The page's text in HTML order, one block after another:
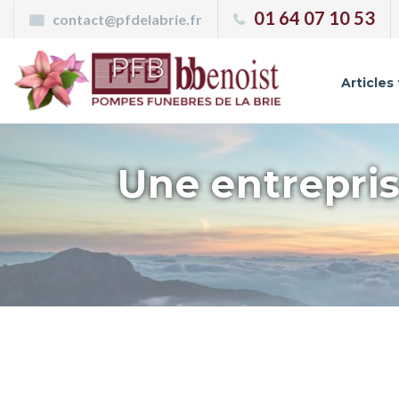
contact@pfdelabrie.fr 01 64 07 10 53
Articles
Une